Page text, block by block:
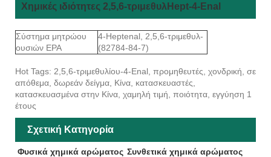
Χημικές ιδιότητες 2,5,6-τριμεθυλHept-4-Enal
Σύστημα μητρώου
ουσιών EPA
4-Heptenal, 2,5,6-τριμεθυλ-
(82784-84-7)
Hot Tags: 2,5,6-τριμεθυλίου-4-Enal, προμηθευτές, χονδρική, σε
απόθεμα, δωρεάν δείγμα, Κίνα, κατασκευαστές,
κατασκευασμένα στην Κίνα, χαμηλή τιμή, ποιότητα, εγγύηση 1
έτους
Σχετική Κατηγορία
Φυσικά χημικά αρώματος Συνθετικά χημικά αρώματος